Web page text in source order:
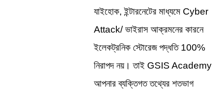
যাইহোক, ইন্টারনেটের মাধ্যমে Cyber
Attack/ ভাইরাস আক্রমনের কারনে
ইলেকট্রনিক স্টোরেজ পদ্ধতি 100%
নিরাপদ নয়। তাই GSIS Academy
আপনার ব্যক্তিগত তথ্যের শতভাগ